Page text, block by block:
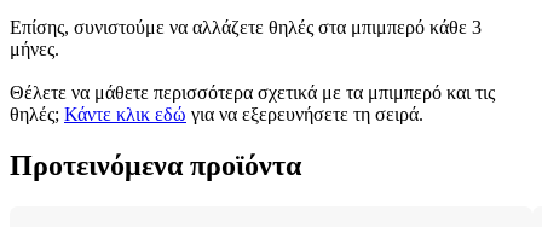
Επίσης, συνιστούμε να αλλάζετε θηλές στα μπιμπερό κάθε 3
μήνες.
Θέλετε να μάθετε περισσότερα σχετικά με τα μπιμπερό και τις
θηλές; Κάντε κλικ εδώ για να εξερευνήσετε τη σειρά.
Προτεινόμενα προϊόντα